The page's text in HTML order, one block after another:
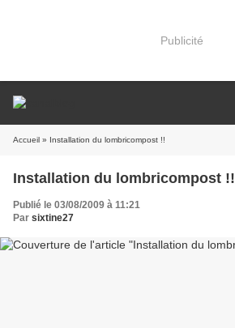
Publicité
Accueil » Installation du lombricompost !!
Installation du lombricompost !!
Publié le 03/08/2009 à 11:21
Par sixtine27